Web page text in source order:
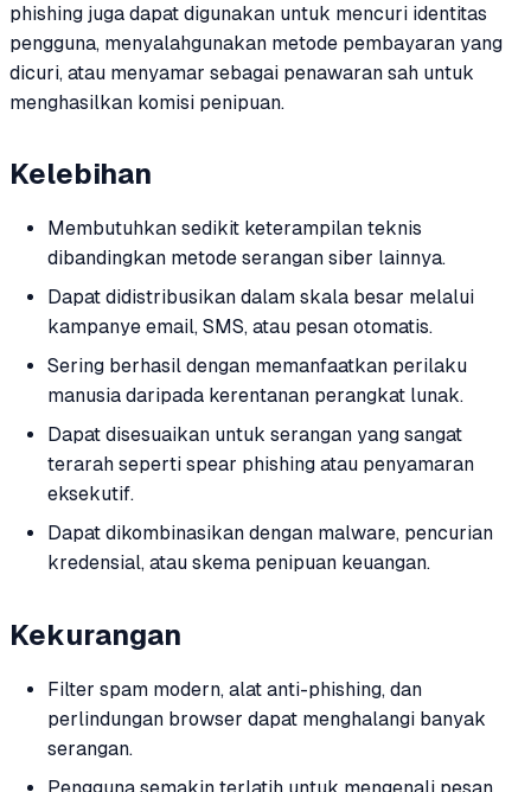
phishing juga dapat digunakan untuk mencuri identitas
pengguna, menyalahgunakan metode pembayaran yang
dicuri, atau menyamar sebagai penawaran sah untuk
menghasilkan komisi penipuan.
Kelebihan
Membutuhkan sedikit keterampilan teknis
dibandingkan metode serangan siber lainnya.
Dapat didistribusikan dalam skala besar melalui
kampanye email, SMS, atau pesan otomatis.
Sering berhasil dengan memanfaatkan perilaku
manusia daripada kerentanan perangkat lunak.
Dapat disesuaikan untuk serangan yang sangat
terarah seperti spear phishing atau penyamaran
eksekutif.
Dapat dikombinasikan dengan malware, pencurian
kredensial, atau skema penipuan keuangan.
Kekurangan
Filter spam modern, alat anti-phishing, dan
perlindungan browser dapat menghalangi banyak
serangan.